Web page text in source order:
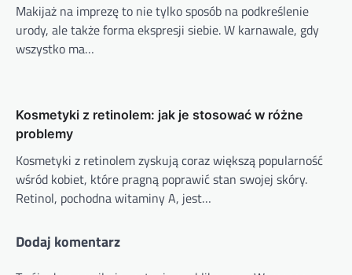
Makijaż na imprezę to nie tylko sposób na podkreślenie
urody, ale także forma ekspresji siebie. W karnawale, gdy
wszystko ma…
Kosmetyki z retinolem: jak je stosować w różne
problemy
Kosmetyki z retinolem zyskują coraz większą popularność
wśród kobiet, które pragną poprawić stan swojej skóry.
Retinol, pochodna witaminy A, jest…
Dodaj komentarz